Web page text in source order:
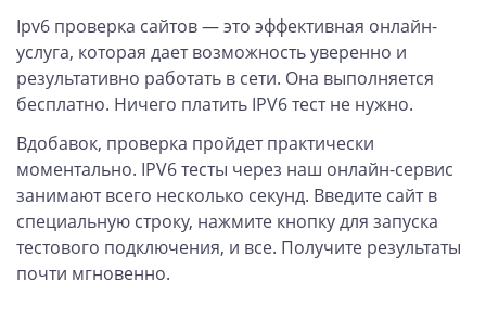
Ipv6 проверка сайтов — это эффективная онлайн-
услуга, которая дает возможность уверенно и
результативно работать в сети. Она выполняется
бесплатно. Ничего платить IPV6 тест не нужно.
Вдобавок, проверка пройдет практически
моментально. IPV6 тесты через наш онлайн-сервис
занимают всего несколько секунд. Введите сайт в
специальную строку, нажмите кнопку для запуска
тестового подключения, и все. Получите результаты
почти мгновенно.